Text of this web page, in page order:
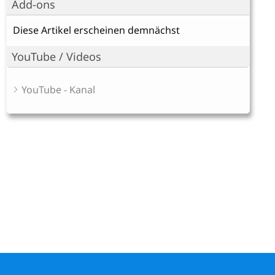
Add-ons
Diese Artikel erscheinen demnächst
YouTube / Videos
YouTube - Kanal